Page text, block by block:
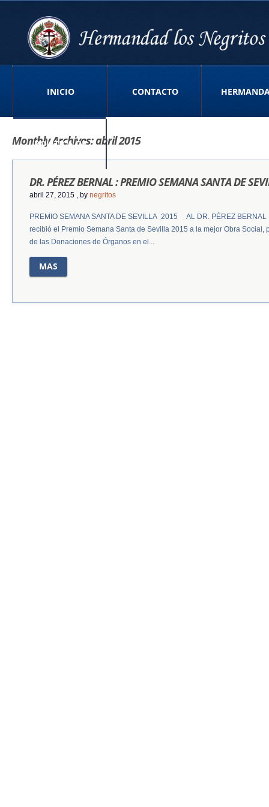
INICIO CONTACTO
POLITICA DE
PRIVACIDAD APP
Monthly Archives:abril 2015
DR. PÉREZ BERNAL : PREMIO SEMANA SANTA DE
abril 27, 2015 , by negritos
PREMIO SEMANA SANTA DE SEVILLA 2015 AL DR. PÉREZ
recibió el Premio Semana Santa de Sevilla 2015 a la mejor Obra Social,
de las Donaciones de Órganos en el...
MAS